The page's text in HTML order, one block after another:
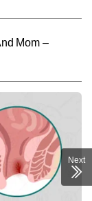
Next